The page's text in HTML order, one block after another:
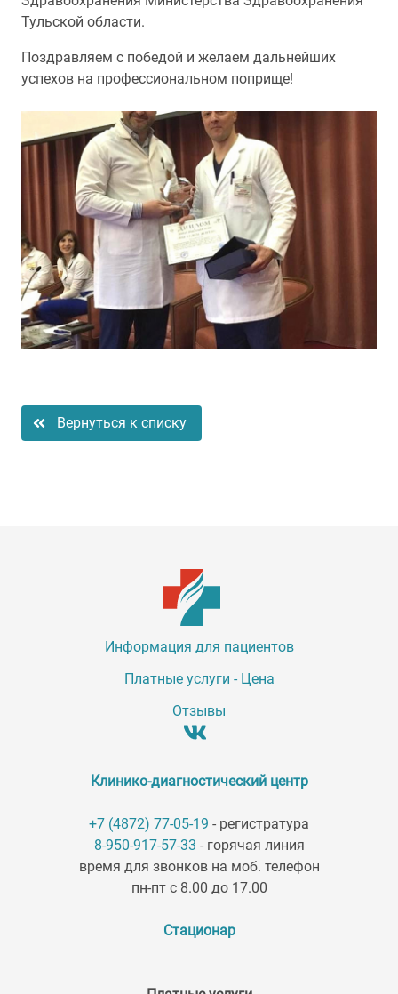
Тульской области.
Поздравляем с победой и желаем дальнейших
успехов на профессиональном поприще!
Вернуться к списку
Информация для пациентов
Платные услуги - Цена
Отзывы
Клинико-диагностический центр
+7 (4872) 77-05-19 - регистратура
8-950-917-57-33 - горячая линия
время для звонков на моб. телефон
пн-пт с 8.00 до 17.00
Стационар